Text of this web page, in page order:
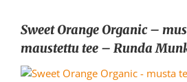
Sweet Orange Organic –
maustettu tee – Runda